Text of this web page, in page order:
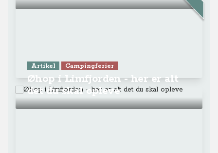
Artikel Campingferier
Øhop i Limfjorden - her er alt
det du skal opleve